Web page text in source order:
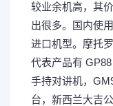
较业余机高，其
出很多。国内使
进口机型。摩托
代表产品有
手持对讲机，
台，新西兰大吉